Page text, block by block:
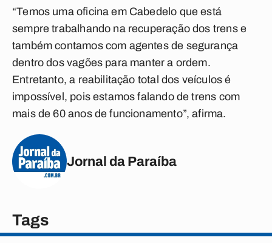
“Temos uma oficina em Cabedelo que está
sempre trabalhando na recuperação dos trens e
também contamos com agentes de segurança
dentro dos vagões para manter a ordem.
Entretanto, a reabilitação total dos veículos é
impossível, pois estamos falando de trens com
mais de 60 anos de funcionamento”, afirma.
Jornal da Paraíba
Tags